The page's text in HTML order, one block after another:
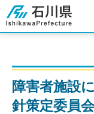
石川県
障害者施設
針策定委員